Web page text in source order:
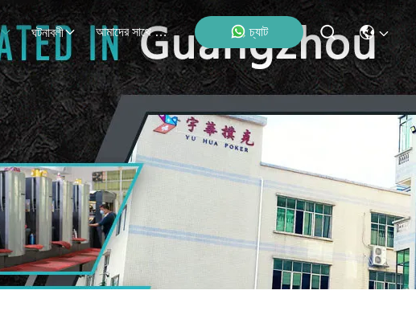
ঘটনাবলী আমাদের সাথে যোগাযোগ চ্যাট